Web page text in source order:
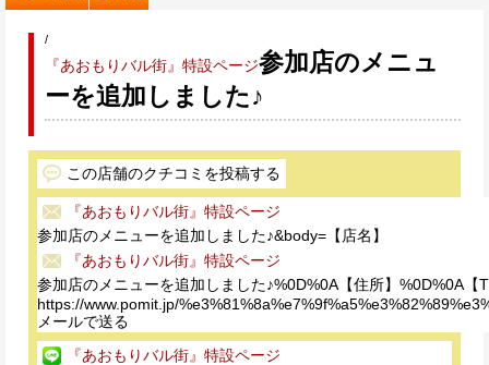
/
『あおもりバル街』特設ページ参加店のメニュ
ーを追加しました♪
この店舗のクチコミを投稿する
『あおもりバル街』特設ページ
参加店のメニューを追加しました♪&body=【店名】
『あおもりバル街』特設ページ
参加店のメニューを追加しました♪%0D%0A【住所】%0D%0A【
https://www.pomit.jp/
メールで送る
『あおもりバル街』特設ページ